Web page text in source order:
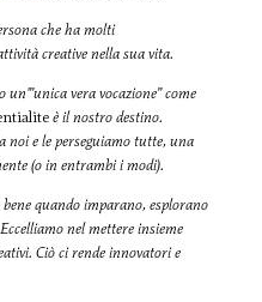
che ha molti
creative nella sua vita.
vera vocazione” come
è il nostro destino.
noi e le perseguiamo tutte, una
(o in entrambi i modi).
quando imparano, esplorano
nel mettere insieme
Ciò ci rende innovatori e